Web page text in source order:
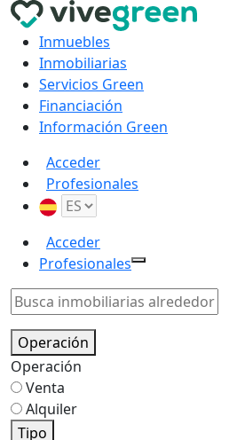
Inmuebles
Inmobiliarias
Servicios Green
Financiación
Información Green
Acceder
Profesionales
Acceder
Profesionales
Operación
Operación
Venta
Alquiler
Tipo